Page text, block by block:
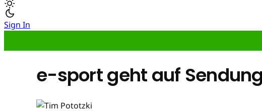
Sign In
e-sport geht auf Sendung